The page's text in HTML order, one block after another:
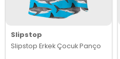
Slipstop
Slipstop Erkek Çocuk Panço